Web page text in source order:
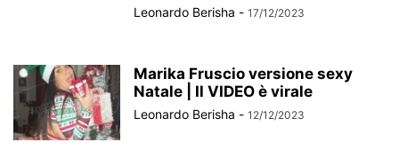
Leonardo Berisha - 17/12/2023
Marika Fruscio versione sexy
Natale | Il VIDEO è virale
Leonardo Berisha - 12/12/2023